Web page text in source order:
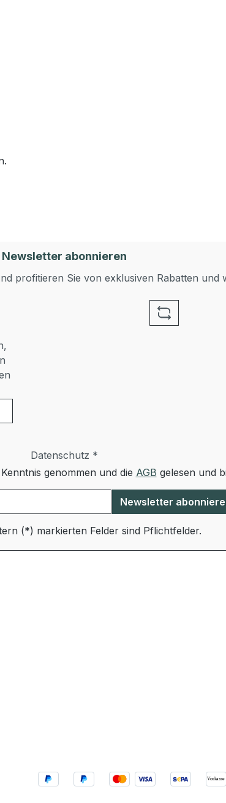
Newsletter abonnieren
profitieren Sie von exklusiven Rabatten und
Datenschutz *
genommen und die AGB gelesen und
Newsletter
(*) markierten Felder sind Pflichtfelder.